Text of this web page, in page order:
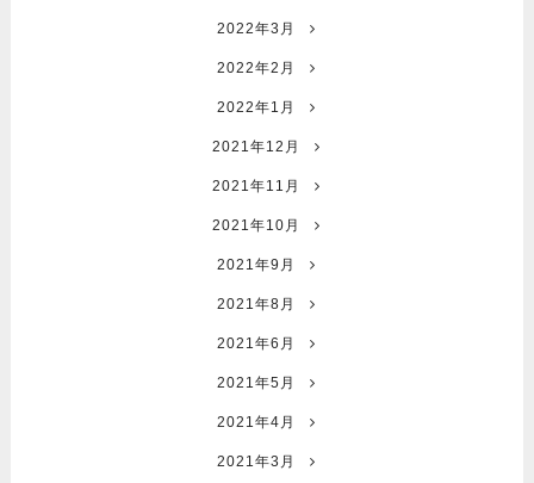
2022年3月
2022年2月
2022年1月
2021年12月
2021年11月
2021年10月
2021年9月
2021年8月
2021年6月
2021年5月
2021年4月
2021年3月